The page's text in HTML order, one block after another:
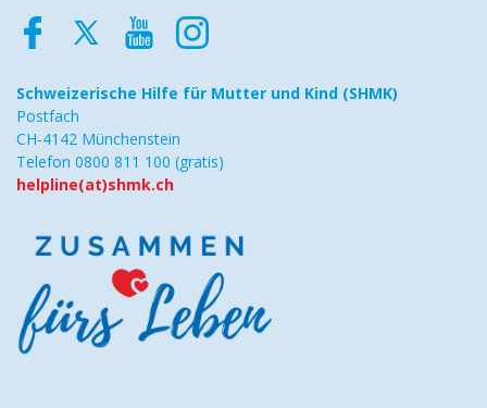
Schweizerische Hilfe für Mutter und Kind (SHMK)
Postfach
CH-4142 Münchenstein
Telefon 0800 811 100 (gratis)
helpline(at)shmk.ch